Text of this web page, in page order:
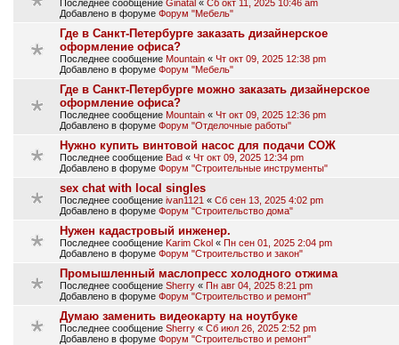
Последнее сообщение Ginatal « Сб окт 11, 2025 10:46 am
Добавлено в форуме Форум "Мебель"
Где в Санкт-Петербурге заказать дизайнерское
оформление офиса?
Последнее сообщение Mountain « Чт окт 09, 2025 12:38 pm
Добавлено в форуме Форум "Мебель"
Где в Санкт-Петербурге можно заказать дизайнерское
оформление офиса?
Последнее сообщение Mountain « Чт окт 09, 2025 12:36 pm
Добавлено в форуме Форум "Отделочные работы"
Нужно купить винтовой насос для подачи СОЖ
Последнее сообщение Bad « Чт окт 09, 2025 12:34 pm
Добавлено в форуме Форум "Строительные инструменты"
sex chat with local singles
Последнее сообщение ivan1121 « Сб сен 13, 2025 4:02 pm
Добавлено в форуме Форум "Строительство дома"
Нужен кадастровый инженер.
Последнее сообщение Karim Ckol « Пн сен 01, 2025 2:04 pm
Добавлено в форуме Форум "Строительство и закон"
Промышленный маслопресс холодного отжима
Последнее сообщение Sherry « Пн авг 04, 2025 8:21 pm
Добавлено в форуме Форум "Строительство и ремонт"
Думаю заменить видеокарту на ноутбуке
Последнее сообщение Sherry « Сб июл 26, 2025 2:52 pm
Добавлено в форуме Форум "Строительство и ремонт"